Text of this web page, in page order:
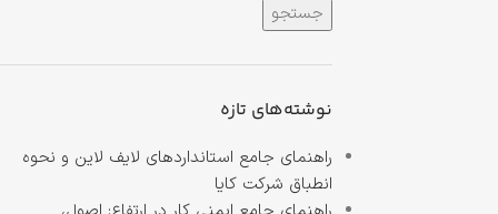
جستجو
نوشته‌های تازه
راهنمای جامع استانداردهای لایف لاین و نحوه
انطباق شرکت کایا